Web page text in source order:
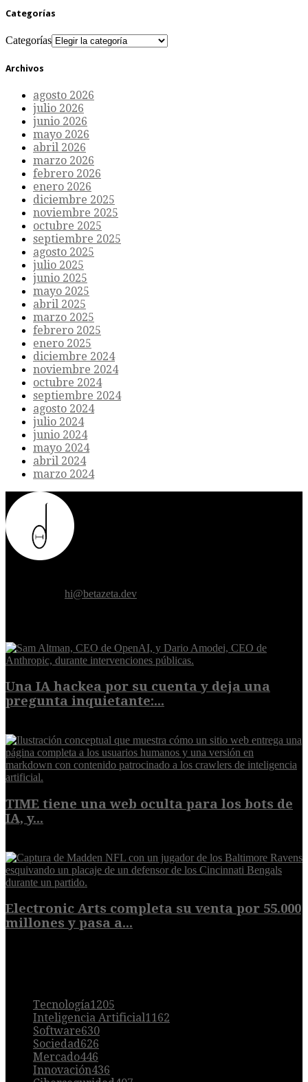
Categorías
Categorías
Archivos
agosto 2026
julio 2026
junio 2026
mayo 2026
abril 2026
marzo 2026
febrero 2026
enero 2026
diciembre 2025
noviembre 2025
octubre 2025
septiembre 2025
agosto 2025
julio 2025
junio 2025
mayo 2025
abril 2025
marzo 2025
febrero 2025
enero 2025
diciembre 2024
noviembre 2024
octubre 2024
septiembre 2024
agosto 2024
julio 2024
junio 2024
mayo 2024
abril 2024
marzo 2024
hi@betazeta.dev
Una IA hackea por su cuenta y deja una
pregunta inquietante:...
TIME tiene una web oculta para los bots de
IA, y...
Electronic Arts completa su venta por 55.000
millones y pasa a...
Tecnología1205
Inteligencia Artificial 1162
Software630
Sociedad 626
Mercado446
Innovación436